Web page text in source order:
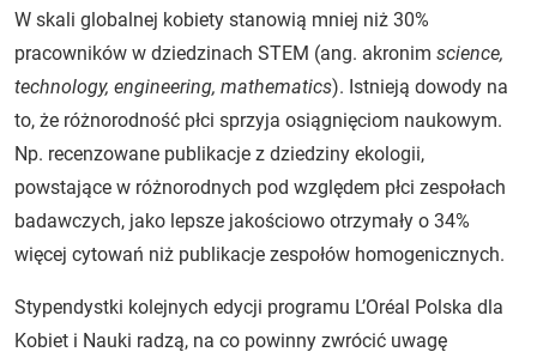
W skali globalnej kobiety stanowią mniej niż 30%
pracowników w dziedzinach STEM (ang. akronim science,
technology, engineering, mathematics). Istnieją dowody na
to, że różnorodność płci sprzyja osiągnięciom naukowym.
Np. recenzowane publikacje z dziedziny ekologii,
powstające w różnorodnych pod względem płci zespołach
badawczych, jako lepsze jakościowo otrzymały o 34%
więcej cytowań niż publikacje zespołów homogenicznych.
Stypendystki kolejnych edycji programu L’Oréal Polska dla
Kobiet i Nauki radzą, na co powinny zwrócić uwagę